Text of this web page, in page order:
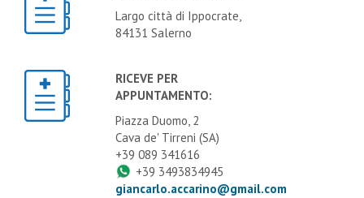
Largo città di Ippocrate,
84131 Salerno
RICEVE PER
APPUNTAMENTO:
Piazza Duomo, 2
Cava de' Tirreni (SA)
+39 089 341616
+39 3493834945
giancarlo.accarino@gmail.com